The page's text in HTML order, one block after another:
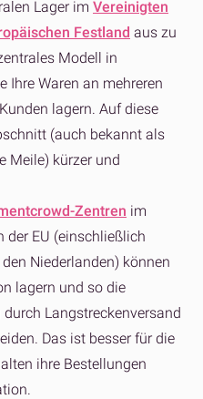
Lager im Vereinigten
Festland aus zu
Modell in
Ihre Waren an mehreren
lagern. Auf diese
(auch bekannt als
Meile) kürzer und
Zentren im
der EU (einschließlich
Niederlanden) können
lagern und so die
Langstreckenversand
Das ist besser für die
ihre Bestellungen